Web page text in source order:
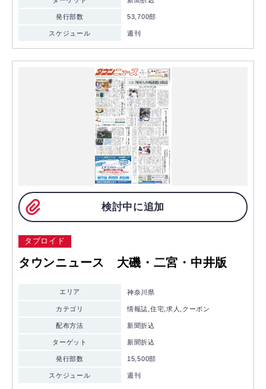
発行部数 53,700部
スケジュール 週刊
検討中に追加
タブロイド
タウンニュース 大磯・二宮・中井版
エリア 神奈川県
カテゴリ 情報誌,住宅,求人,クーポン
配布方法 新聞折込
ターゲット 新聞折込
発行部数 15,500部
スケジュール 週刊